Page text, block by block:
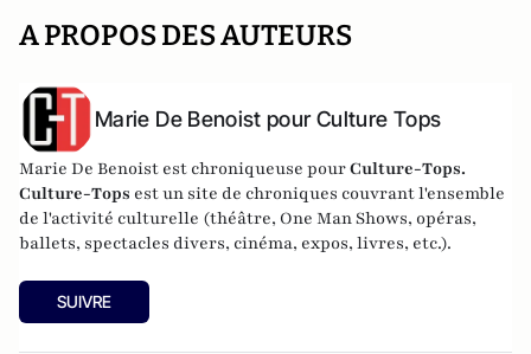
A PROPOS DES AUTEURS
Marie De Benoist pour Culture Tops
Marie De Benoist est chroniqueuse pourCulture-Tops.
Culture-Tops est un site de chroniques couvrant l'ensemble
de l'activité culturelle (théâtre, One Man Shows, opéras,
ballets, spectacles divers, cinéma, expos, livres, etc.).
SUIVRE